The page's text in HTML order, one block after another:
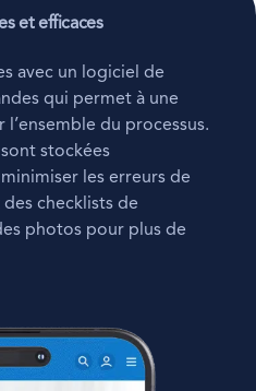
et efficaces
avec un logiciel de
qui permet à une
du processus.
stockées
les erreurs de
checklists de
photos pour plus de